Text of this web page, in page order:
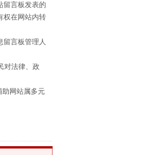
留言板发表的
权在网站内转
言板管理人
对法律、政
助网站属多元